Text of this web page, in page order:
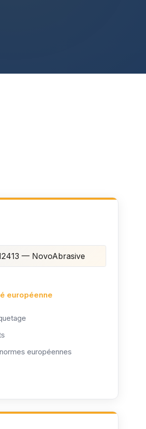
européenne
européennes